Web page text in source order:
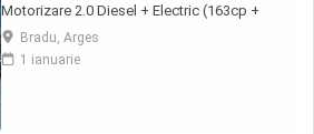
Motorizare 2.0 Diesel + Electric (163cp +
37cp) Import Olanda 2024 - an fabricatie 2012
. Cutie automata (Mod Sport) + Padele F1 .
Norma de poluare Euro 5 Plafon Panoramic
Bradu, Arges
1 ianuarie